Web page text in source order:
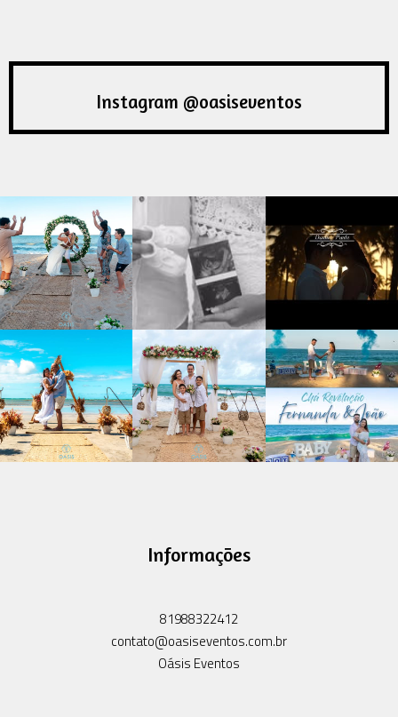
Instagram @oasiseventos
Informações
81988322412
contato@oasiseventos.com.br
Oásis Eventos